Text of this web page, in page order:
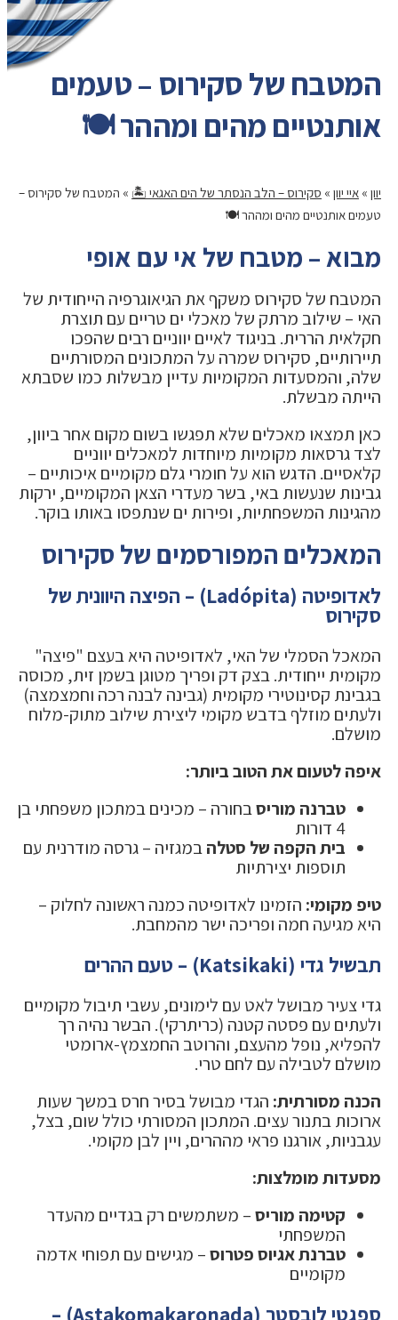
המטבח של סקירוס – טעמים
אותנטיים מהים ומההר 🍽️
יוון » איי יוון » סקירוס – הלב הנסתר של הים האגאי 🏝️ » המטבח של סקירוס –
טעמים אותנטיים מהים ומההר 🍽️
מבוא – מטבח של אי עם אופי
המטבח של סקירוס משקף את הגיאוגרפיה הייחודית של
האי – שילוב מרתק של מאכלי ים טריים עם תוצרת
חקלאית הררית. בניגוד לאיים יווניים רבים שהפכו
תיירותיים, סקירוס שמרה על המתכונים המסורתיים
שלה, והמסעדות המקומיות עדיין מבשלות כמו שסבתא
הייתה מבשלת.
כאן תמצאו מאכלים שלא תפגשו בשום מקום אחר ביוון,
לצד גרסאות מקומיות מיוחדות למאכלים יווניים
קלאסיים. הדגש הוא על חומרי גלם מקומיים איכותיים –
גבינות שנעשות באי, בשר מעדרי הצאן המקומיים, ירקות
מהגינות המשפחתיות, ופירות ים שנתפסו באותו בוקר.
המאכלים המפורסמים של סקירוס
לאדופיטה (Ladópita) – הפיצה היוונית של
סקירוס
המאכל הסמלי של האי, לאדופיטה היא בעצם "פיצה"
מקומית ייחודית. בצק דק ופריך מטוגן בשמן זית, מכוסה
בגבינת קסינוטירי מקומית (גבינה לבנה רכה וחמצמצה)
ולעתים מוזלף בדבש מקומי ליצירת שילוב מתוק-מלוח
מושלם.
איפה לטעום את הטוב ביותר:
טברנה מוריסבחורה – מכינים במתכון משפחתי בן
4 דורות
בית הקפה של סטלהבמגזיה – גרסה מודרנית עם
תוספות יצירתיות
טיפ מקומי: הזמינו לאדופיטה כמנה ראשונה לחלוק –
היא מגיעה חמה ופריכה ישר מהמחבת.
תבשיל גדי (Katsikaki) – טעם ההרים
גדי צעיר מבושל לאט עם לימונים, עשבי תיבול מקומיים
ולעתים עם פסטה קטנה (כריתרקי). הבשר נהיה רך
להפליא, נופל מהעצם, והרוטב החמצמץ-ארומטי
מושלם לטבילה עם לחם טרי.
הכנה מסורתית: הגדי מבושל בסיר חרס במשך שעות
ארוכות בתנור עצים. המתכון המסורתי כולל שום, בצל,
עגבניות, אורגנו פראי מההרים, ויין לבן מקומי.
מסעדות מומלצות:
קטימה מוריס– משתמשים רק בגדיים מהעדר
המשפחתי
טברנת אגיוס פטרוס– מגישים עם תפוחי אדמה
מקומיים
ספגטי לובסטר (Astakomakaronada) –